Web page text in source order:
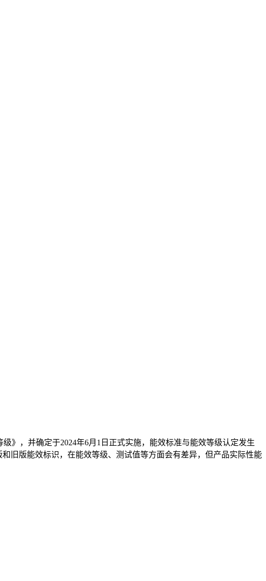
》，并确定于2024年6月1日正式实施，能效标准与能效等级认定发生
旧版能效标识，在能效等级、测试值等方面会有差异，但产品实际性能